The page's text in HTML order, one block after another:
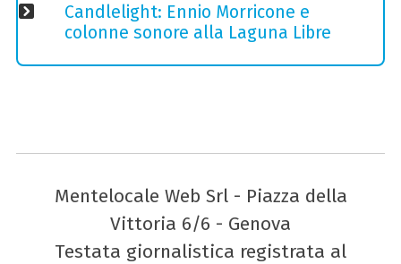
Candlelight: Ennio Morricone e
colonne sonore alla Laguna Libre
Mentelocale Web Srl - Piazza della
Vittoria 6/6 - Genova
Testata giornalistica registrata al